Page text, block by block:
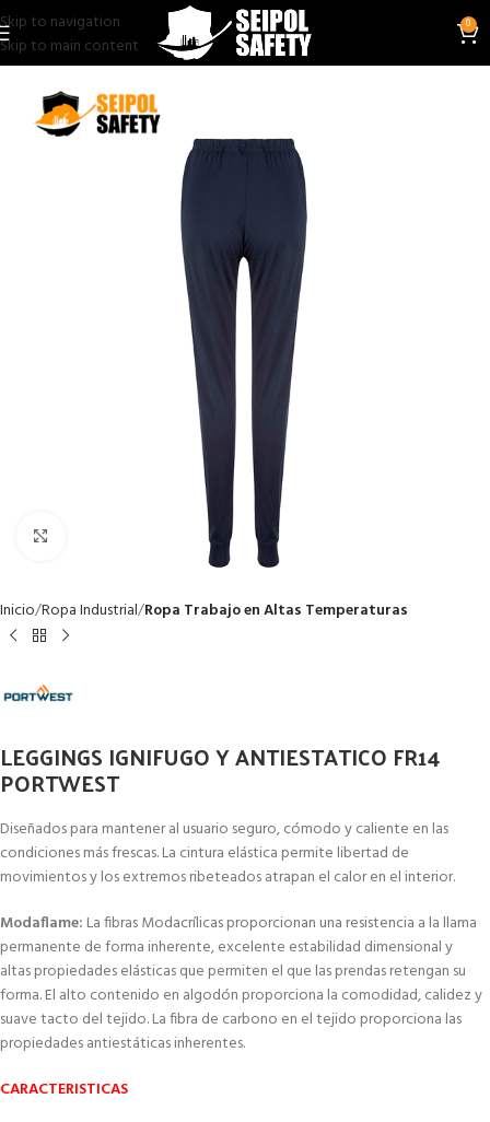
Skip to navigation
Skip to main content
0
Inicio Ropa Industrial Ropa Trabajo en Altas Temperaturas
LEGGINGS IGNIFUGO Y ANTIESTATICO FR14
PORTWEST
Diseñados para mantener al usuario seguro, cómodo y caliente en las
condiciones más frescas. La cintura elástica permite libertad de
movimientos y los extremos ribeteados atrapan el calor en el interior.
Modaflame: La fibras Modacrílicas proporcionan una resistencia a la llama
permanente de forma inherente, excelente estabilidad dimensional y
altas propiedades elásticas que permiten el que las prendas retengan su
forma. El alto contenido en algodón proporciona la comodidad, calidez y
suave tacto del tejido. La fibra de carbono en el tejido proporciona las
propiedades antiestáticas inherentes.
CARACTERISTICAS